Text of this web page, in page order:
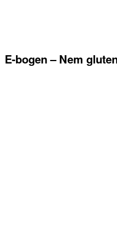
E-bogen – Nem